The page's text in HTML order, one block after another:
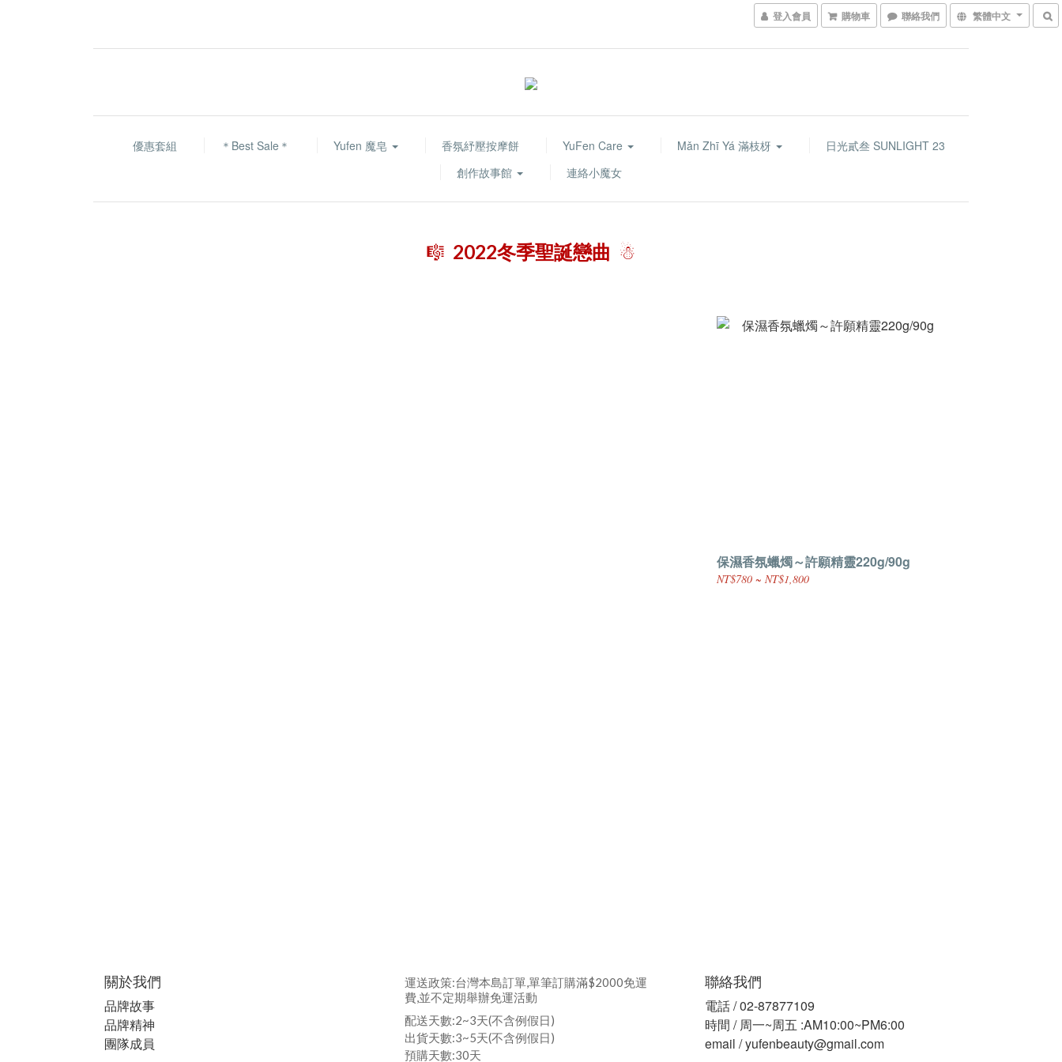
登入會員 購物車 聯絡我們 繁體中文
優惠套組 ＊Best Sale＊ Yufen 魔皂 香氛紓壓按摩餅 YuFen Care Mǎn Zhī Yá 滿枝枒
日光貳叁 SUNLIGHT 23
創作故事館
連絡小魔女
🎼 2022冬季聖誕戀曲 ☃
保濕香氛蠟燭～許願精靈220g/90g
NT$780 ~ NT$1,800
關於我們
品牌故事
品牌精神
團隊成員
運送政策:台灣本島訂單,單筆訂購滿$2000免運
費,並不定期舉辦免運活動
配送天數:2~3天(不含例假日)
出貨天數:3~5天(不含例假日)
預購天數:30天
聯絡我們
電話 / 02-87877109
時間 / 周一~周五 :AM10:00~PM6:00
email / yufenbeauty@gmail.com